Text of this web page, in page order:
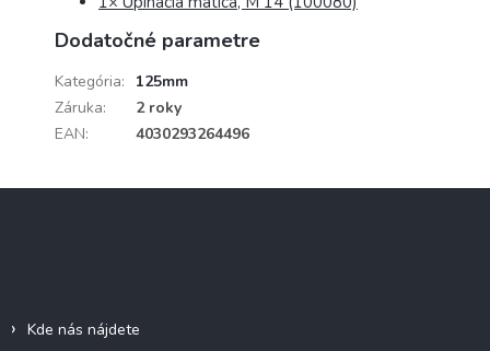
Dodatočné parametre
Kategória:
125mm
Záruka:
2 roky
EAN: 4030293264496
Kde nás nájdete